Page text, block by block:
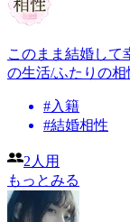
このまま結婚して
の生活/ふたりの
#入籍
#結婚相性
2人用
もっとみる